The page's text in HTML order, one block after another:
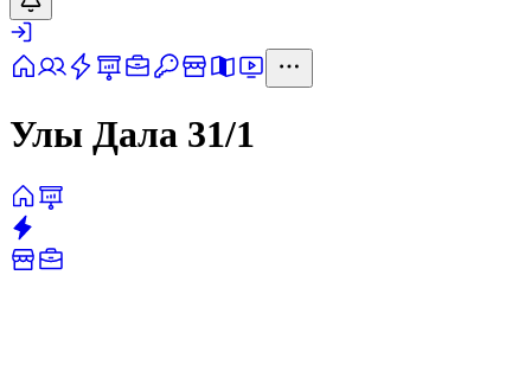
Улы Дала 31/1